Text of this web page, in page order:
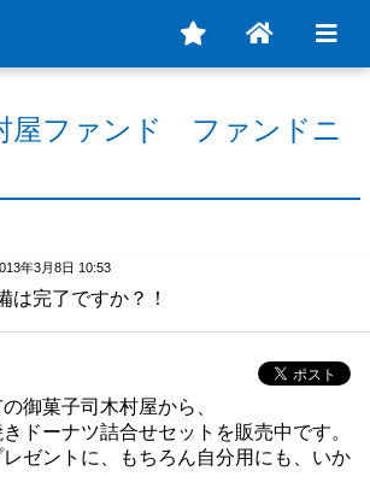
屋ファンド ファンドニ
年3月8日 10:53
は完了ですか？！
御菓子司木村屋から、
ドーナツ詰合せセットを販売中です。
ゼントに、もちろん自分用にも、いか